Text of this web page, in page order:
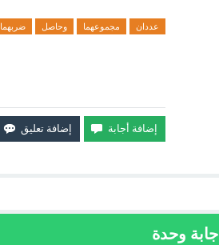
عددان مجموعهما وحاصل ضربهما
إجابة وحدة